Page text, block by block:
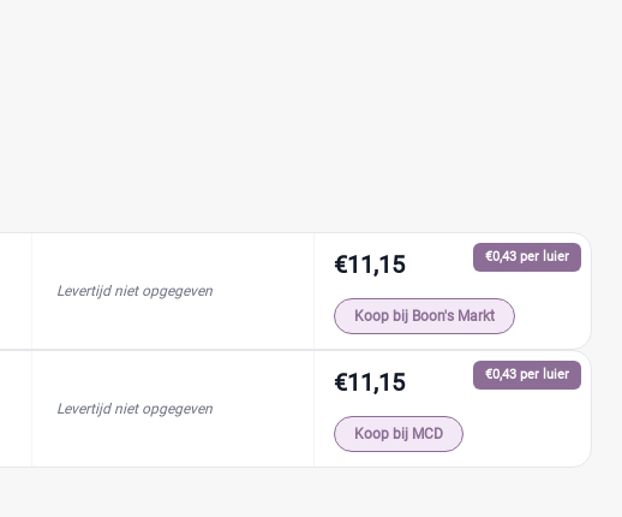
Levertijd niet opgegeven
€0,43 per luier
€11,15
Koop bij Boon's Markt
Levertijd niet opgegeven
€0,43 per luier
€11,15
Koop bij MCD